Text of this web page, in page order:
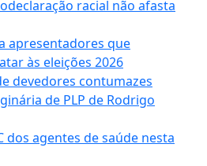
racial não afasta
apresentadores que
às eleições 2026
devedores contumazes
de PLP de Rodrigo
dos agentes de saúde nesta